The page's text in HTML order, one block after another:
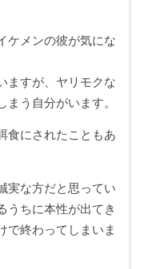
ケメンの彼が気にな
ますが、ヤリモクな
まう自分がいます。
食にされたこともあ
実な方だと思ってい
うちに本性が出てき
で終わってしまいま